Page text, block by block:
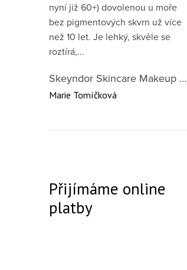
nyní již 60+) dovolenou u moře
bez pigmentových skvrn už více
než 10 let. Je lehký, skvěle se
roztírá,...
Skeyndor Skincare Makeup DD Cream SPF50 – lehký tónovací krém pro všechny typy pleti 40 ml
Marie Tomíčková
Přijímáme online
platby